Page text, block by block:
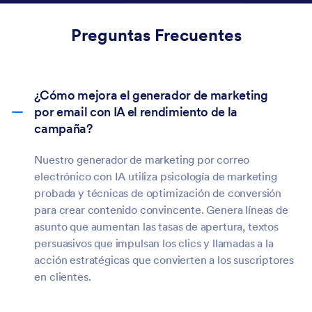
resultados comerciales, todo en segundos.
Preguntas Frecuentes
¿Cómo mejora el generador de marketing
por email con IA el rendimiento de la
campaña?
Nuestro generador de marketing por correo
electrónico con IA utiliza psicología de marketing
probada y técnicas de optimización de conversión
para crear contenido convincente. Genera líneas de
asunto que aumentan las tasas de apertura, textos
persuasivos que impulsan los clics y llamadas a la
acción estratégicas que convierten a los suscriptores
en clientes.